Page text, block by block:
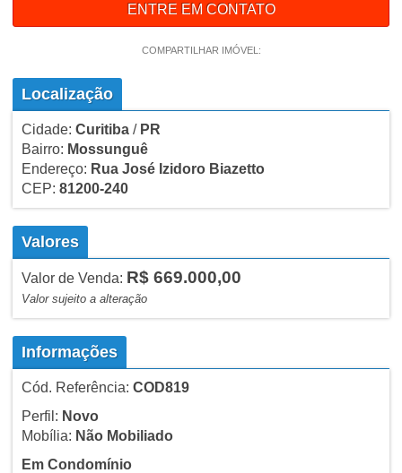
ENTRE EM CONTATO
COMPARTILHAR IMÓVEL:
Localização
Cidade: Curitiba/ PR
Bairro: Mossunguê
Endereço: Rua José Izidoro Biazetto
CEP: 81200-240
Valores
Valor de Venda: R$ 669.000,00
Valor sujeito a alteração
Informações
Cód. Referência: COD819
Perfil: Novo
Mobília: Não Mobiliado
Em Condomínio